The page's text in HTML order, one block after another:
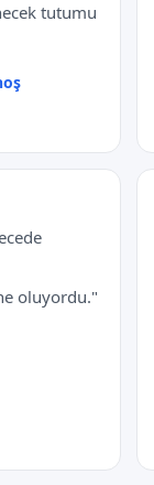
tutumu
oluyordu."